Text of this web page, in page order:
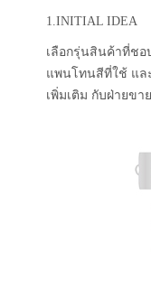
1.INITIAL IDEA
เลือกรุ่นสินค้าที่ชอ
แพนโทนสีที่ใช้ แล
เพิ่มเติม กับฝ่ายขาย